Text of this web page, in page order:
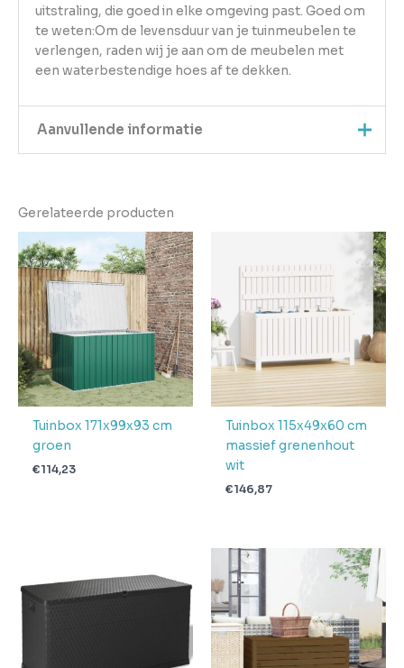
uitstraling, die goed in elke omgeving past. Goed om
te weten:Om de levensduur van je tuinmeubelen te
verlengen, raden wij je aan om de meubelen met
een waterbestendige hoes af te dekken.
Aanvullende informatie
EAN
Gewicht 19.2
Aantal
pakketten in
levering
1
Verwachte
levertijd
4 + 1 dag
Gerelateerde producten
Tuinbox 171x99x93 cm
groen
€114,23
Tuinbox 115x49x60 cm
massief grenenhout
wit
€146,87